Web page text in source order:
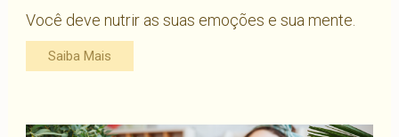
Você deve nutrir as suas emoções e sua mente.
Saiba Mais